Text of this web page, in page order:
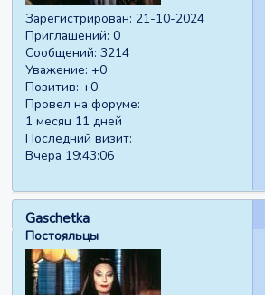
Зарегистрирован: 21-10-2024
Приглашений: 0
Сообщений: 3214
Уважение: +0
Позитив: +0
Провел на форуме:
1 месяц 11 дней
Последний визит:
Вчера 19:43:06
Gaschetka
Постояльцы